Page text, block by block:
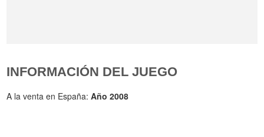
INFORMACIÓN DEL JUEGO
A la venta en España:Año 2008